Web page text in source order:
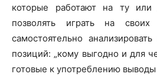
которые работают на ту или
позволять играть на своих
самостоятельно
позиций: „кому выгодно и для
готовые к употреблению